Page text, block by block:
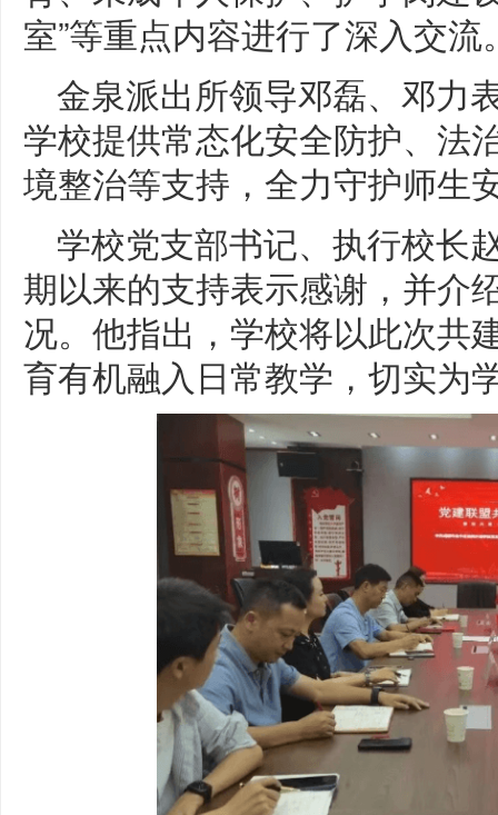
室”等重点内容进行了深入交流
金泉派出所领导邓磊、邓力
学校提供常态化安全防护、法
境整治等支持，全力守护师生
学校党支部书记、执行校长
期以来的支持表示感谢，并介
况。他指出，学校将以此次共
育有机融入日常教学，切实为